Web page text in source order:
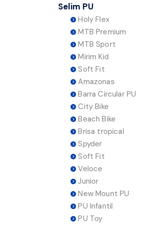
Selim PU
Holy Flex
MTB Premium
MTB Sport
Mirim Kid
Soft Fit
Amazonas
Barra Circular PU
City Bike
Beach Bike
Brisa tropical
Spyder
Soft Fit
Veloce
Junior
New Mount PU
PU Infantil
PU Toy